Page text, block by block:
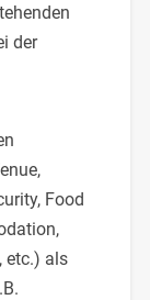
der
Food
etc.) als